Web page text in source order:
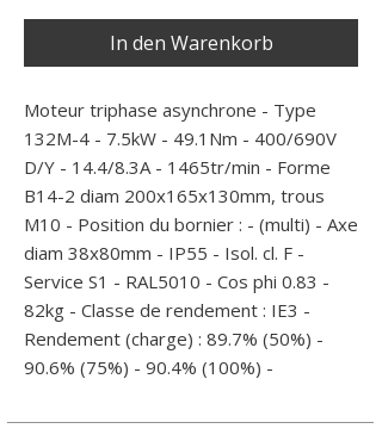
In den Warenkorb
Moteur triphase asynchrone - Type
132M-4 - 7.5kW - 49.1Nm - 400/690V
D/Y - 14.4/8.3A - 1465tr/min - Forme
B14-2 diam 200x165x130mm, trous
M10 - Position du bornier : - (multi) - Axe
diam 38x80mm - IP55 - Isol. cl. F -
Service S1 - RAL5010 - Cos phi 0.83 -
82kg - Classe de rendement : IE3 -
Rendement (charge) : 89.7% (50%) -
90.6% (75%) - 90.4% (100%) -